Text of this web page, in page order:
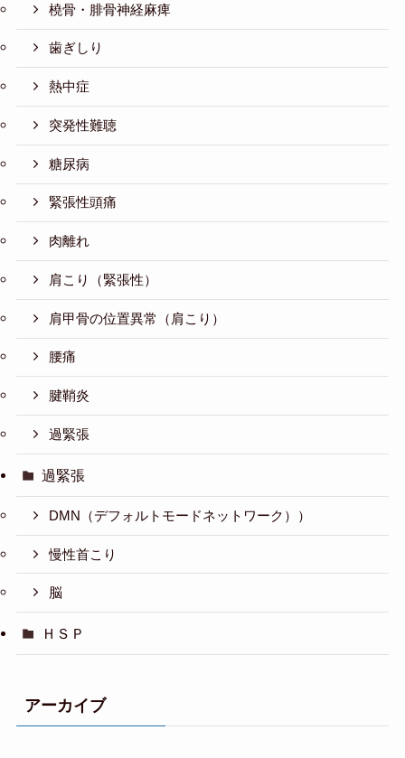
橈骨・腓骨神経麻痺
歯ぎしり
熱中症
突発性難聴
糖尿病
緊張性頭痛
肉離れ
肩こり（緊張性）
肩甲骨の位置異常（肩こり）
腰痛
腱鞘炎
過緊張
過緊張
DMN（デフォルトモードネットワーク））
慢性首こり
脳
ＨＳＰ
アーカイブ